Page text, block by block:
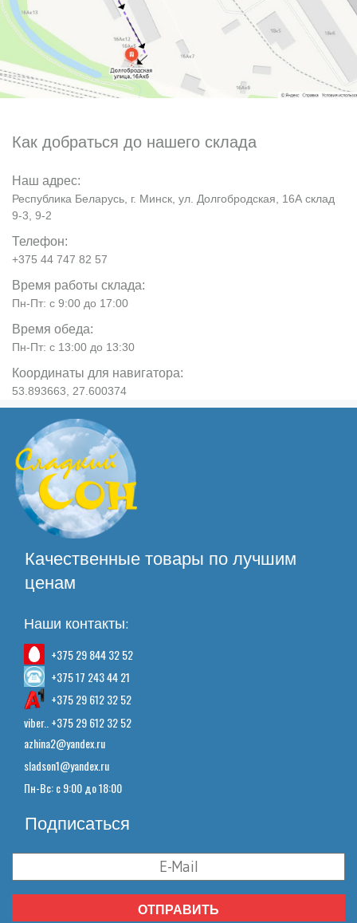
Как добраться до нашего склада
Наш адрес:
Республика Беларусь, г. Минск, ул. Долгобродская, 16А склад
9-3, 9-2
Телефон:
+375 44 747 82 57
Время работы склада:
Пн-Пт: с 9:00 до 17:00
Время обеда:
Пн-Пт: с 13:00 до 13:30
Координаты для навигатора:
53.893663, 27.600374
Качественные товары по лучшим
ценам
Наши контакты:
+375 29 844 32 52
+375 17 243 44 21
+375 29 612 32 52
viber.. +375 29 612 32 52
azhina2@yandex.ru
sladson1@yandex.ru
Пн-Вс: с 9:00 до 18:00
Подписаться
ОТПРАВИТЬ